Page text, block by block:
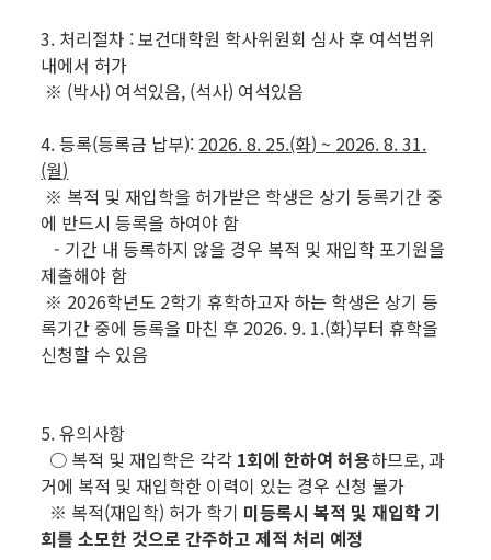
3. 처리절차 : 보건대학원 학사위원회 심사 후 여석범위
내에서 허가
※ (박사) 여석있음, (석사) 여석있음
4. 등록(등록금 납부): 2026. 8. 25.(화) ~ 2026. 8. 31.
(월)
※ 복적 및 재입학을 허가받은 학생은 상기 등록기간 중
에 반드시 등록을 하여야 함
- 기간 내 등록하지 않을 경우 복적 및 재입학 포기원을
제출해야 함
※ 2026학년도 2학기 휴학하고자 하는 학생은 상기 등
록기간 중에 등록을 마친 후 2026. 9. 1.(화)부터 휴학을
신청할 수 있음
5. 유의사항
○ 복적 및 재입학은 각각 1회에 한하여 허용하므로, 과
거에 복적 및 재입학한 이력이 있는 경우 신청 불가
※ 복적(재입학) 허가 학기 미등록시 복적 및 재입학 기
회를 소모한 것으로 간주하고 제적 처리 예정